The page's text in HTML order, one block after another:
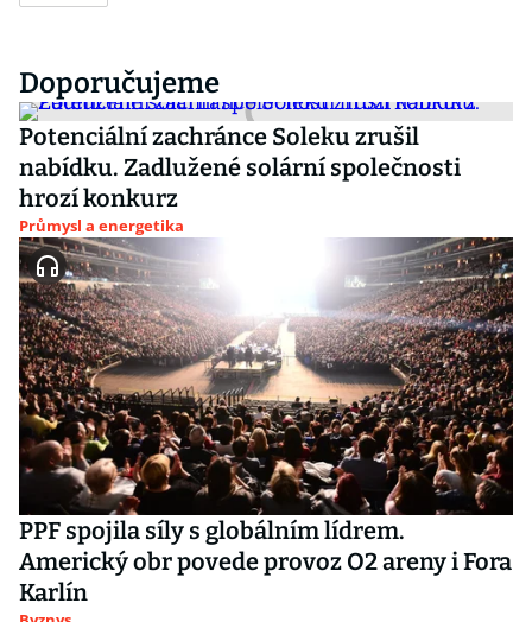
Doporučujeme
Potenciální zachránce Soleku zrušil
nabídku. Zadlužené solární společnosti
hrozí konkurz
Průmysl a energetika
PPF spojila síly s globálním lídrem.
Americký obr povede provoz O2 areny i Fora
Karlín